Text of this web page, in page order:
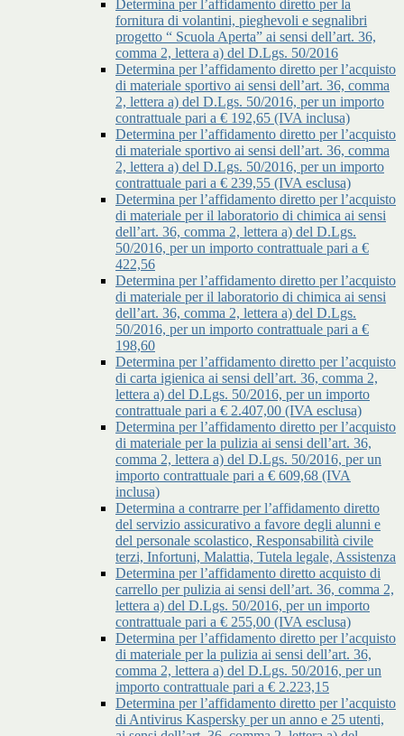
Determina per l’affidamento diretto per la
fornitura di volantini, pieghevoli e segnalibri
progetto “ Scuola Aperta” ai sensi dell’art. 36,
comma 2, lettera a) del D.Lgs. 50/2016
Determina per l’affidamento diretto per l’acquisto
di materiale sportivo ai sensi dell’art. 36, comma
2, lettera a) del D.Lgs. 50/2016, per un importo
contrattuale pari a € 192,65 (IVA inclusa)
Determina per l’affidamento diretto per l’acquisto
di materiale sportivo ai sensi dell’art. 36, comma
2, lettera a) del D.Lgs. 50/2016, per un importo
contrattuale pari a € 239,55 (IVA esclusa)
Determina per l’affidamento diretto per l’acquisto
di materiale per il laboratorio di chimica ai sensi
dell’art. 36, comma 2, lettera a) del D.Lgs.
50/2016, per un importo contrattuale pari a €
422,56
Determina per l’affidamento diretto per l’acquisto
di materiale per il laboratorio di chimica ai sensi
dell’art. 36, comma 2, lettera a) del D.Lgs.
50/2016, per un importo contrattuale pari a €
198,60
Determina per l’affidamento diretto per l’acquisto
di carta igienica ai sensi dell’art. 36, comma 2,
lettera a) del D.Lgs. 50/2016, per un importo
contrattuale pari a € 2.407,00 (IVA esclusa)
Determina per l’affidamento diretto per l’acquisto
di materiale per la pulizia ai sensi dell’art. 36,
comma 2, lettera a) del D.Lgs. 50/2016, per un
importo contrattuale pari a € 609,68 (IVA
inclusa)
Determina a contrarre per l’affidamento diretto
del servizio assicurativo a favore degli alunni e
del personale scolastico, Responsabilità civile
terzi, Infortuni, Malattia, Tutela legale, Assistenza
Determina per l’affidamento diretto acquisto di
carrello per pulizia ai sensi dell’art. 36, comma 2,
lettera a) del D.Lgs. 50/2016, per un importo
contrattuale pari a € 255,00 (IVA esclusa)
Determina per l’affidamento diretto per l’acquisto
di materiale per la pulizia ai sensi dell’art. 36,
comma 2, lettera a) del D.Lgs. 50/2016, per un
importo contrattuale pari a € 2.223,15
Determina per l’affidamento diretto per l’acquisto
di Antivirus Kaspersky per un anno e 25 utenti,